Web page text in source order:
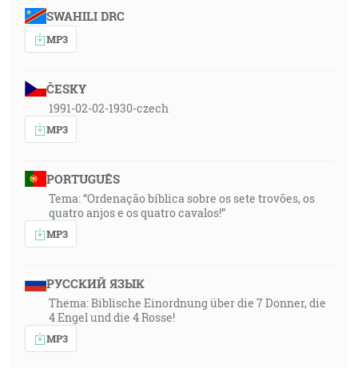
SWAHILI DRC
MP3
ČESKY
1991-02-02-1930-czech
MP3
PORTUGUÊS
Tema: “Ordenação bíblica sobre os sete trovões, os
quatro anjos e os quatro cavalos!”
MP3
РУССКИЙ ЯЗЫК
Thema: Biblische Einordnung über die 7 Donner, die
4 Engel und die 4 Rosse!
MP3